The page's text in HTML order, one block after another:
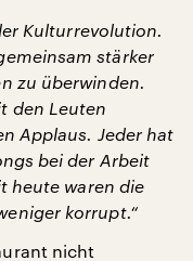
Kulturrevolution.
stärker
zu überwinden.
den Leuten
Applaus. Jeder hat
bei der Arbeit
heute waren die
korrupt.“
nicht